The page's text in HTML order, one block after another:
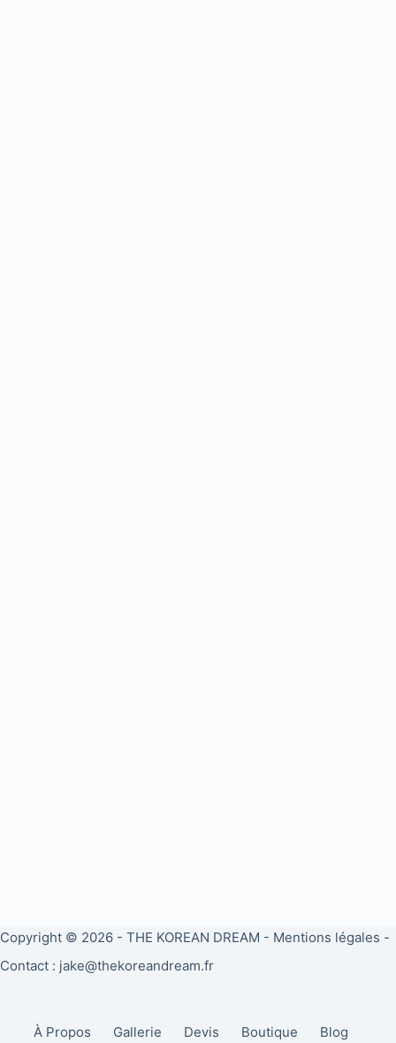
Copyright © 2026 - THE KOREAN DREAM - Mentions légales -
Contact : jake@thekoreandream.fr
À Propos Gallerie Devis Boutique Blog